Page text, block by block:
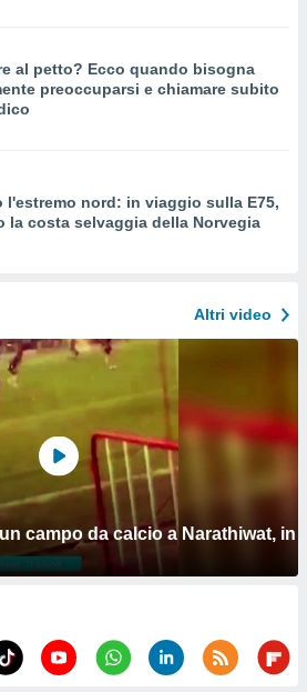
al petto? Ecco quando bisogna
preoccuparsi e chiamare subito
l'estremo nord: in viaggio sulla E75,
la costa selvaggia della Norvegia
Altri video
campo da calcio a Narathiwat, in